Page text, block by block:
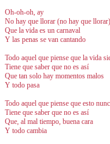
Oh-oh-oh, ay
No hay que llorar (no hay que llorar)
Que la vida es un carnaval
Y las penas se van cantando
Todo aquel que piense que la vida
Tiene que saber que no es así
Que tan solo hay momentos malos
Y todo pasa
Todo aquel que piense que esto
Tiene que saber que no es así
Que, al mal tiempo, buena cara
Y todo cambia